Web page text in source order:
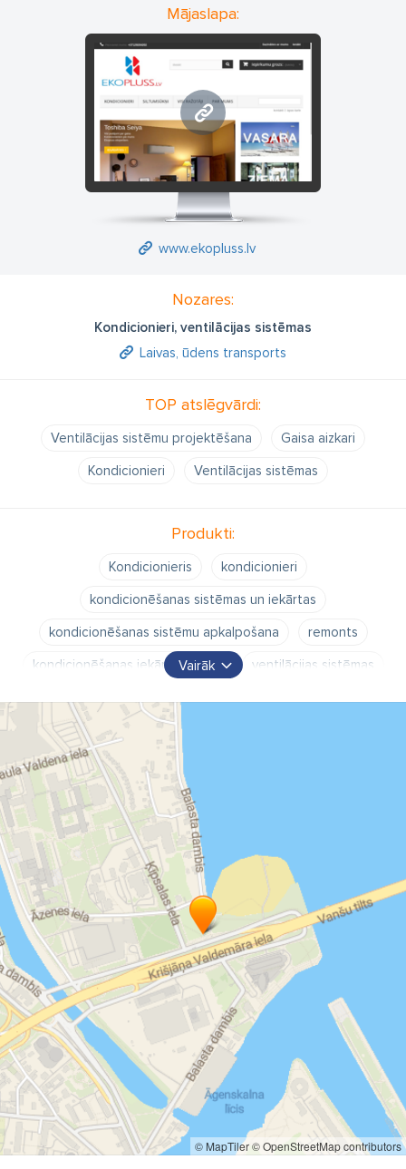
Mājaslapa:
www.ekopluss.lv
www.ekopluss.lv
Nozares:
Kondicionieri, ventilācijas sistēmas
Laivas, ūdens transports
TOP atslēgvārdi:
Ventilācijas sistēmu projektēšana
Gaisa aizkari
Kondicionieri
Ventilācijas sistēmas
Produkti:
Kondicionieris
kondicionieri
kondicionēšanas sistēmas un iekārtas
kondicionēšanas sistēmu apkalpošana
remonts
kondicionēšanas iekārtu serviss
ventilācijas sistēmas
gaisa apstrādes iekārtas - rekuperatori
rūpnieciskie industriālie ventilatori
ražošanas procesu ventilatori
publisko telpu ventilācija
ventilācijas sistēmu projektēšana
ventilācijas sistēmu apkalpošana
remonts serviss
Vairāk
© MapTiler© OpenStreetMap contributors